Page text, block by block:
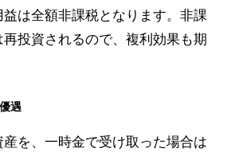
は全額非課税となります。非課
投資されるので、複利効果も期
遇
を、一時金で受け取った場合は